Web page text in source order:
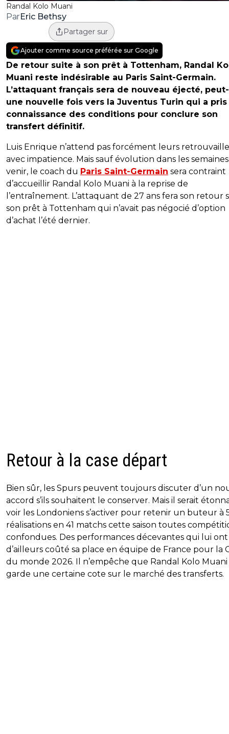
Randal Kolo Muani
ParEric Bethsy
Partager sur
Ajouter comme source préférée sur Google
De retour suite à son prêt à Tottenham, Randal
Muani reste indésirable au Paris Saint-Germain.
L’attaquant français sera de nouveau éjecté,
une nouvelle fois vers la Juventus Turin qui a pris
connaissance des conditions pour conclure son
transfert définitif.
Luis Enrique n’attend pas forcément leurs
avec impatience. Mais sauf évolution dans les
venir, le coach du Paris Saint-Germain sera contraint
d’accueillir Randal Kolo Muani à la reprise de
l’entraînement. L’attaquant de 27 ans fera son retour
son prêt à Tottenham qui n’avait pas négocié d’option
d’achat l’été dernier.
Retour à la case départ
Bien sûr, les Spurs peuvent toujours discuter d’un
accord s’ils souhaitent le conserver. Mais il serait
voir les Londoniens s’activer pour retenir un buteur à
réalisations en 41 matchs cette saison toutes
confondues. Des performances décevantes qui lui ont
d’ailleurs coûté sa place en équipe de France pour la
du monde 2026. Il n’empêche que Randal Kolo Muani
garde une certaine cote sur le marché des transferts.